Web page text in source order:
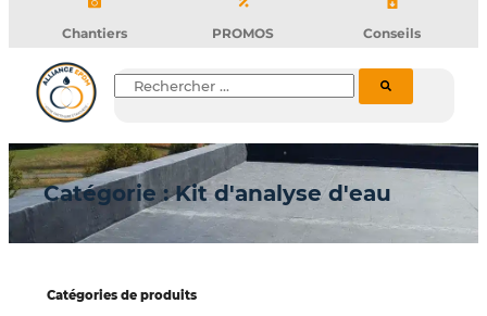
b
o
o
k
-
u
b
e
d
i
n
Chantiers PROMOS Conseils
Rechercher
Catégorie : Kit d'analyse d'eau
Catégories de produits